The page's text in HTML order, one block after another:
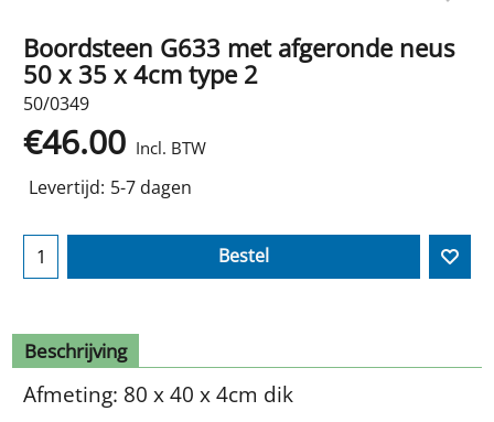
Boordsteen G633 met afgeronde neus
50 x 35 x 4cm type 2
50/0349
€46.00 Incl. BTW
Levertijd: 5-7 dagen
Bestel
Beschrijving
Afmeting: 80 x 40 x 4cm dik